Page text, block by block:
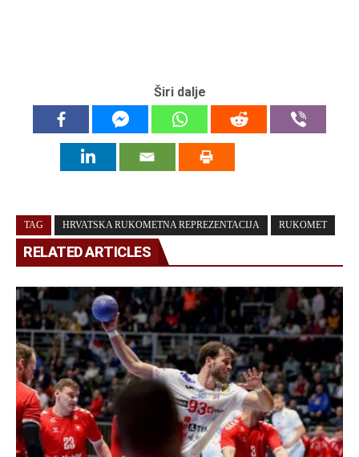
Širi dalje
TAG HRVATSKA RUKOMETNA REPREZENTACIJA RUKOMET
RELATED ARTICLES